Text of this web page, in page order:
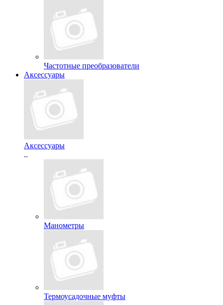
Частотные преобразователи
Аксессуары
Аксессуары
..
Манометры
Термоусадочные муфты